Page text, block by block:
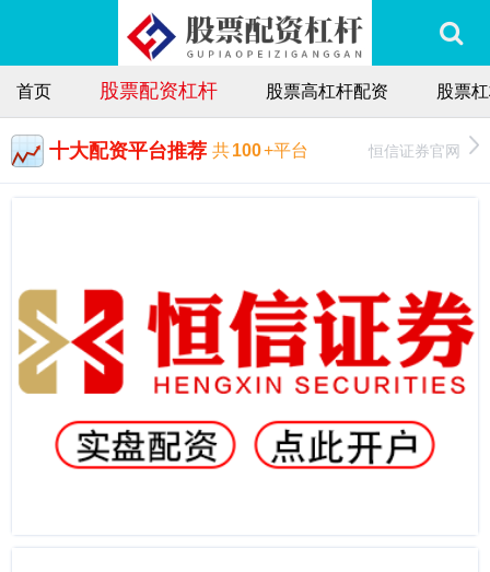
首页 股票配资杠杆 股票高杠杆配资 股票
十大配资平台推荐 共100+平台 恒信证券官网